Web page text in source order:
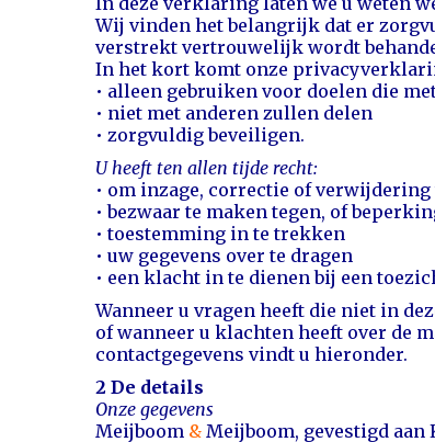
Wij vinden het belangrijk dat er
verstrekt vertrouwelijk wordt
In het kort komt onze
• alleen gebruiken voor doelen die
• niet met anderen zullen delen
• zorgvuldig beveiligen.
U heeft ten allen tijde recht:
• om inzage, correctie of verwijdering
• bezwaar te maken tegen, of
• toestemming in te trekken
• uw gegevens over te dragen
• een klacht in te dienen bij een
Wanneer u vragen heeft die niet in
of wanneer u klachten heeft over de
contactgegevens vindt u hieronder.
2 De details
Onze gegevens
Meijboom & Meijboom, gevestigd